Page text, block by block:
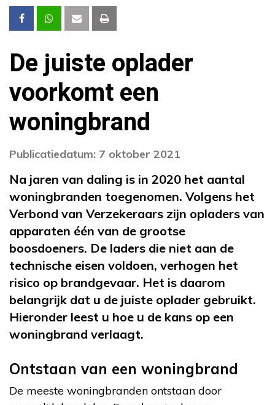
De juiste oplader
voorkomt een
woningbrand
Publicatiedatum: 7 oktober 2021
Na jaren van daling is in 2020 het aantal
woningbranden toegenomen. Volgens het
Verbond van Verzekeraars zijn opladers van
apparaten één van de grootse
boosdoeners. De laders die niet aan de
technische eisen voldoen, verhogen het
risico op brandgevaar. Het is daarom
belangrijk dat u de juiste oplader gebruikt.
Hieronder leest u hoe u de kans op een
woningbrand verlaagt.
Ontstaan van een woningbrand
De meeste woningbranden ontstaan door